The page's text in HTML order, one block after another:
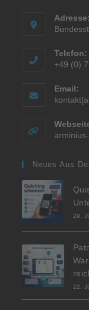
Adresse:
Telefon:
+49 (0)
Email:
Neues Aus
29.
22.